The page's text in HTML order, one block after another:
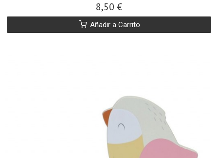
8,50 €
Añadir a Carrito